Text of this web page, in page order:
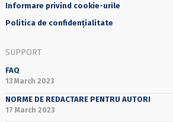
Informare privind cookie-urile
Politica de confidențialitate
SUPPORT
FAQ
13 March 2023
NORME DE REDACTARE PENTRU AUTORI
17 March 2023